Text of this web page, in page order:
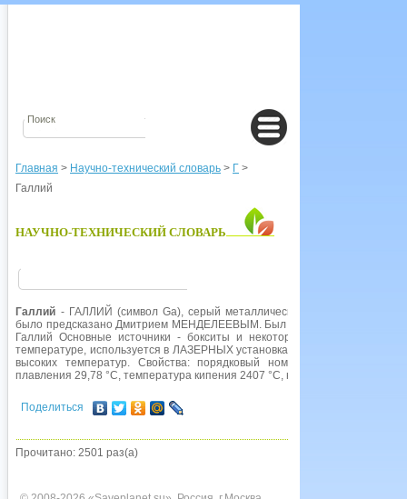
Главная > Научно-технический словарь > Г >
Галлий
НАУЧНО-ТЕХНИЧЕСКИЙ СЛОВАРЬ
Галлий - ГАЛЛИЙ (символ Ga), серый металлический элемент III
было предсказано Дмитрием МЕНДЕЛЕЕВЫМ. Был обнаружен
Галлий Основные источники - бокситы и некоторые цинковые руды.
температуре, используется в ЛАЗЕРНЫХ установках,
высоких температур. Свойства: порядковый номер 31, атомная
плавления 29,78 °С, температура кипения 2407 °С, наиболее
Поделиться
Прочитано: 2501 раз(а)